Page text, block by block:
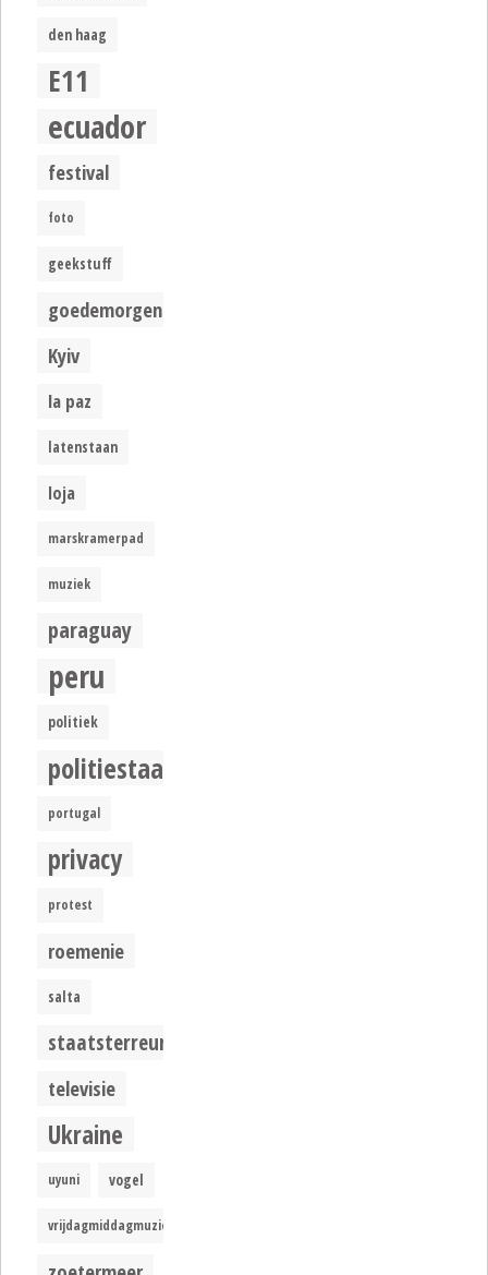
den haag
E11
ecuador
festival
foto
geekstuff
goedemorgen
Kyiv
la paz
latenstaan
loja
marskramerpad
muziek
paraguay
peru
politiek
politiestaat
portugal
privacy
protest
roemenie
salta
staatsterreur
televisie
Ukraine
uyuni vogel
vrijdagmiddagmuziek